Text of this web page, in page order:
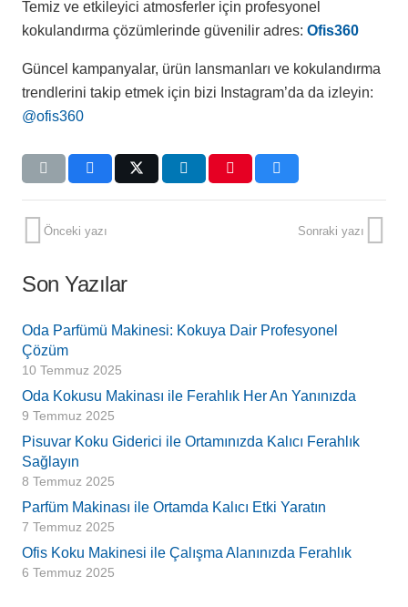
Temiz ve etkileyici atmosferler için profesyonel
kokulandırma çözümlerinde güvenilir adres: Ofis360
Güncel kampanyalar, ürün lansmanları ve kokulandırma
trendlerini takip etmek için bizi Instagram’da da izleyin:
@ofis360
Önceki yazı Sonraki yazı
Son Yazılar
Oda Parfümü Makinesi: Kokuya Dair Profesyonel
Çözüm
10 Temmuz 2025
Oda Kokusu Makinası ile Ferahlık Her An Yanınızda
9 Temmuz 2025
Pisuvar Koku Giderici ile Ortamınızda Kalıcı Ferahlık
Sağlayın
8 Temmuz 2025
Parfüm Makinası ile Ortamda Kalıcı Etki Yaratın
7 Temmuz 2025
Ofis Koku Makinesi ile Çalışma Alanınızda Ferahlık
6 Temmuz 2025